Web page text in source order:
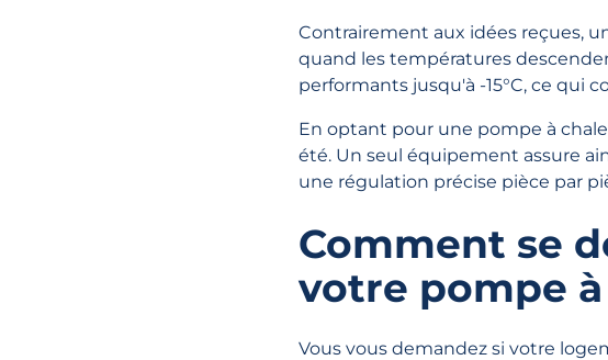
Contrairement aux idées reçues,
quand les températures
performants jusqu'à -15°C, ce qui
En optant pour une pompe à
été. Un seul équipement assure
une régulation précise pièce par
Comment se
votre pompe
Vous vous demandez si votre